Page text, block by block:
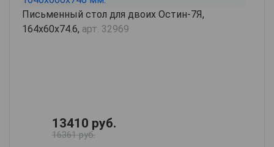
Письменный стол для двоих Остин-7Я,
164х60х74.6, арт. 32969
13410 руб.
16361 руб.